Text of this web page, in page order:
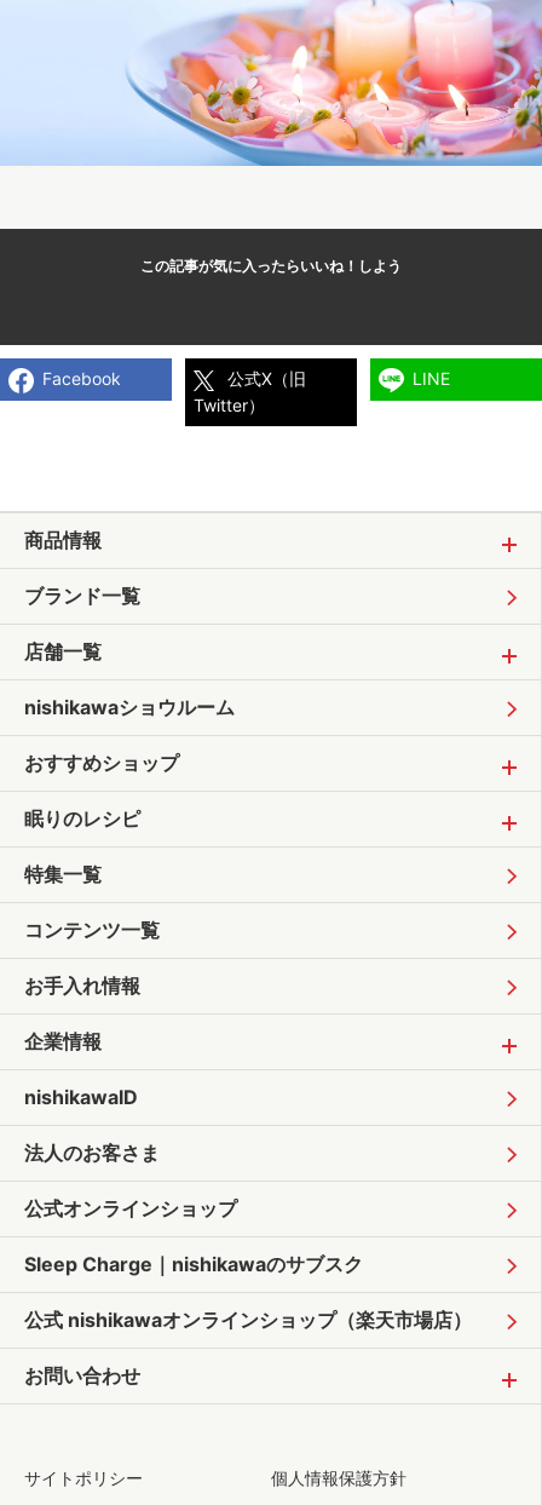
この記事が気に入ったらいいね！しよう
Facebook
公式X（旧
Twitter）
LINE
商品情報
ブランド一覧
店舗一覧
nishikawaショウルーム
おすすめショップ
眠りのレシピ
特集一覧
コンテンツ一覧
お手入れ情報
企業情報
nishikawaID
法人のお客さま
公式オンラインショップ
Sleep Charge｜ nishikawaのサブスク
公式 nishikawaオンラインショップ（楽天市場店）
お問い合わせ
サイトポリシー
個人情報保護方針